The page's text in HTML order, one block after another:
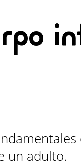
un adulto.